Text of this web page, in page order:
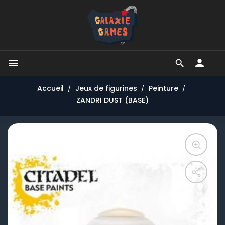


Accueil Jeux de figurines
Peinture
ZANDRI DUST (BASE)